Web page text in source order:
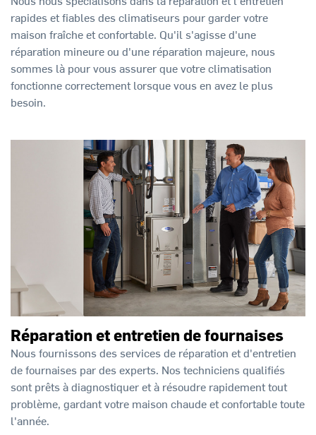
rapides et fiables des climatiseurs pour garder votre
maison fraîche et confortable. Qu'il s'agisse d'une
réparation mineure ou d'une réparation majeure, nous
sommes là pour vous assurer que votre climatisation
fonctionne correctement lorsque vous en avez le plus
besoin.
Réparation et entretien de fournaises
Nous fournissons des services de réparation et d'entretien
de fournaises par des experts. Nos techniciens qualifiés
sont prêts à diagnostiquer et à résoudre rapidement tout
problème, gardant votre maison chaude et confortable toute
l'année.